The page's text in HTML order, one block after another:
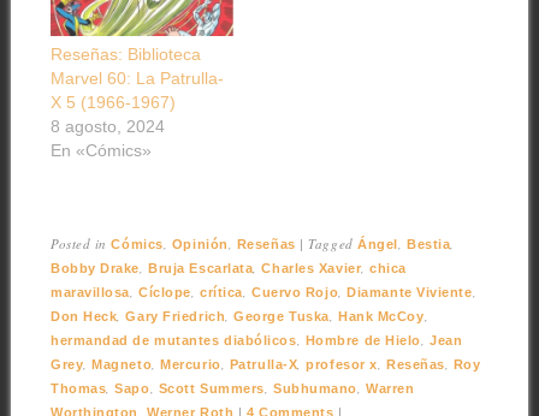
Reseñas: Biblioteca
Marvel 60: La Patrulla-
X 5 (1966-1967)
8 agosto, 2024
En «Cómics»
Posted inCómics, Opinión, Reseñas |TaggedÁngel ,Bestia,
Bobby Drake,Bruja Escarlata,Charles Xavier,chica
maravillosa,Cíclope,crítica,Cuervo Rojo,Diamante Viviente,
Don Heck,Gary Friedrich,George Tuska, Hank McCoy,
hermandad de mutantes diabólicos, Hombre de Hielo,Jean
Grey,Magneto,Mercurio, Patrulla-X,profesor x, Reseñas, Roy
Thomas,Sapo, Scott Summers, Subhumano,Warren
Worthington,Werner Roth | 4 Comments |